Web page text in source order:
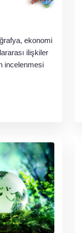
ekonomi
ilişkiler
incelenmesi